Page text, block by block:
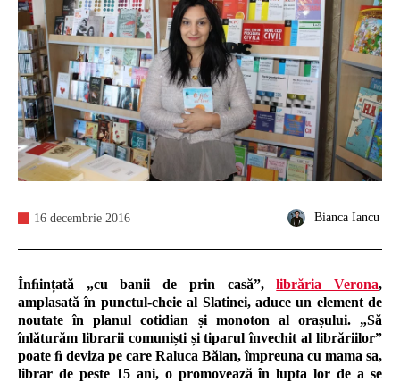
Bianca Iancu
16 decembrie 2016
Înﬁințată „cu banii de prin casă”,librăria Verona,
amplasată în punctul-cheie al Slatinei, aduce un element de
noutate în planul cotidian și monoton al orașului. „Să
înlăturăm librarii comuniști și tiparul învechit al librăriilor”
poate ﬁ deviza pe care Raluca Bălan, împreuna cu mama sa,
librar de peste 15 ani, o promovează în lupta lor de a se